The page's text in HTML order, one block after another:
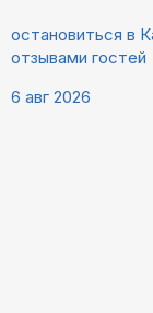
остановиться в
отзывами гостей
6 авг 2026